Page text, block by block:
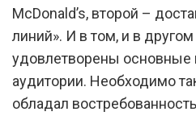
McDonald’s, второй –
линий». И в том, и в
удовлетворены основные
аудитории. Необходимо
обладал